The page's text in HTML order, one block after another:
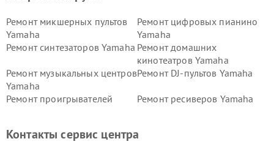
Ремонт микшерных пультов
Yamaha
Ремонт цифровых пианино
Yamaha
Ремонт синтезаторов Yamaha Ремонт домашних
кинотеатров Yamaha
Ремонт музыкальных центров
Yamaha
Ремонт DJ-пультов Yamaha
Ремонт проигрывателей
Ремонт ресиверов Yamaha
Yamaha
Yamaha
Контакты сервис центра